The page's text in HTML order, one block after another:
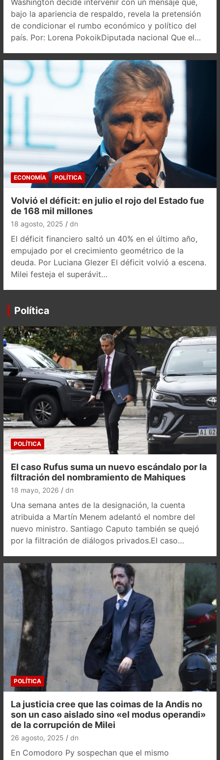
bajo la apariencia de respaldo, revela la pretensión
de condicionar el rumbo económico y político del
país. Por: Lorena PokoikDiputada nacional Que el…
ECONOMÍA POLÍTICA
Volvió el déficit: en julio el rojo del Estado fue
de 168 mil millones
18 agosto, 2025 dn
El déficit financiero saltó un 40% en el último año,
empujado por el crecimiento geométrico de la
deuda. Por Luciana Glezer El déficit volvió a escena.
Milei festeja el superávit…
Política
POLÍTICA
El caso Rufus suma un nuevo escándalo por la
filtración del nombramiento de Mahiques
18 mayo, 2026 dn
Una semana antes de la designación, la cuenta
atribuida a Martín Menem adelantó el nombre del
nuevo ministro. Santiago Caputo también se quejó
por la filtración de diálogos privados.El caso…
POLÍTICA
La justicia cree que las coimas de la Andis no
son un caso aislado sino «el modus operandi»
de la corrupción de Milei
26 agosto, 2025 dn
En Comodoro Py sospechan que el mismo